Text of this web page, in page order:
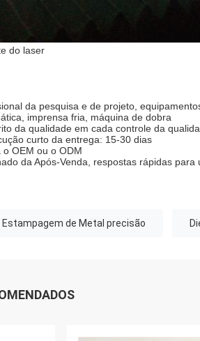
do laser
da pesquisa e de projeto,
imprensa fria, máquina de dobra
da qualidade em cada controle da
curto da entrega: 15-30 dias
OEM ou o ODM
da Após-Venda, respostas rápidas para
Estampagem de Metal precisão